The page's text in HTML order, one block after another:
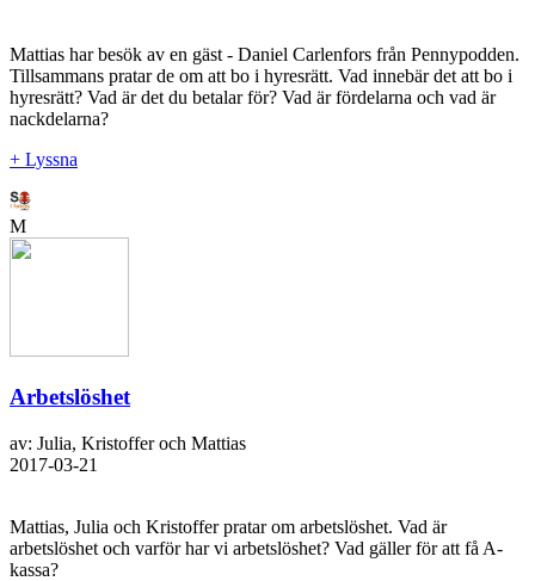
Mattias har besök av en gäst - Daniel Carlenfors från Pennypodden.
Tillsammans pratar de om att bo i hyresrätt. Vad innebär det att bo i
hyresrätt? Vad är det du betalar för? Vad är fördelarna och vad är
nackdelarna?
+ Lyssna
M
Arbetslöshet
av: Julia, Kristoffer och Mattias
2017-03-21
Mattias, Julia och Kristoffer pratar om arbetslöshet. Vad är
arbetslöshet och varför har vi arbetslöshet? Vad gäller för att få A-
kassa?